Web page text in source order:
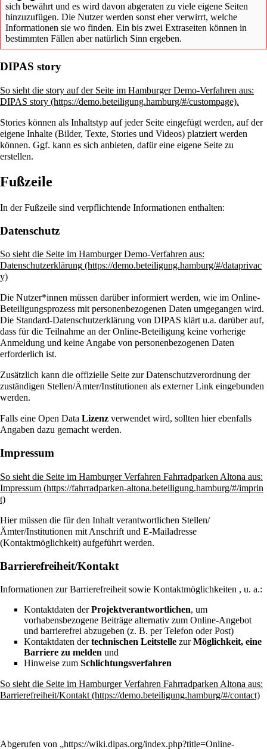
sich bewährt und es wird davon abgeraten zu viele eigene Seiten
hinzuzufügen. Die Nutzer werden sonst eher verwirrt, welche
Informationen sie wo finden. Ein bis zwei Extraseiten können in
bestimmten Fällen aber natürlich Sinn ergeben.
DIPAS story
So sieht die story auf der Seite im Hamburger Demo-Verfahren aus:
DIPAS story
.
Stories können als Inhaltstyp auf jeder Seite eingefügt werden, auf der
eigene Inhalte (Bilder, Texte, Stories und Videos) platziert werden
können. Ggf. kann es sich anbieten, dafür eine eigene Seite zu
erstellen.
Fußzeile
In der Fußzeile sind verpflichtende Informationen enthalten:
Datenschutz
So sieht die Seite im Hamburger Demo-Verfahren aus:
Datenschutzerklärung
Die Nutzer*innen müssen darüber informiert werden, wie im Online-
Beteiligungsprozess mit personenbezogenen Daten umgegangen wird.
Die Standard-Datenschutzerklärung von DIPAS klärt u.a. darüber auf,
dass für die Teilnahme an der Online-Beteiligung keine vorherige
Anmeldung und keine Angabe von personenbezogenen Daten
erforderlich ist.
Zusätzlich kann die offizielle Seite zur Datenschutzverordnung der
zuständigen Stellen/Ämter/Institutionen als externer Link eingebunden
werden.
Falls eine Open Data Lizenz verwendet wird, sollten hier ebenfalls
Angaben dazu gemacht werden.
Impressum
So sieht die Seite im Hamburger Verfahren Fahrradparken Altona aus:
Impressum
Hier müssen die für den Inhalt verantwortlichen Stellen/
Ämter/Institutionen mit Anschrift und E-Mailadresse
(Kontaktmöglichkeit) aufgeführt werden.
Barrierefreiheit/Kontakt
Informationen zurBarrierefreiheit sowie Kontaktmöglichkeiten , u. a.:
Kontaktdaten derProjektverantwortlichen, um
vorhabensbezogene Beiträge alternativ zum Online-Angebot
und barrierefrei abzugeben (z. B. per Telefon oder Post)
Kontaktdaten dertechnischen Leitstelle zurMöglichkeit, eine
Barriere zu melden und
Hinweise zum Schlichtungsverfahren
So sieht die Seite im Hamburger Verfahren Fahrradparken Altona aus:
Barrierefreiheit/Kontakt
Abgerufen von „https://wiki.dipas.org/index.php?title=Online-